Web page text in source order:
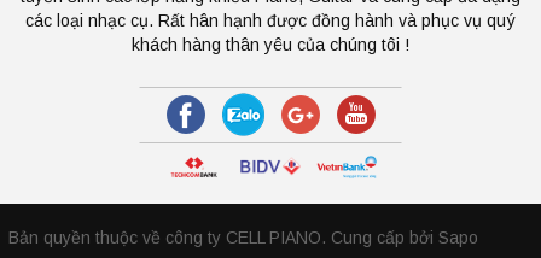
các loại nhạc cụ. Rất hân hạnh được đồng hành và phục vụ quý
khách hàng thân yêu của chúng tôi !
Bản quyền thuộc về công ty CELL PIANO. Cung cấp bởi Sapo